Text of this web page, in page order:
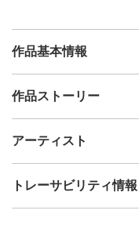
作品基本情報
出品者
制作年
その他
作品ストーリー
可愛いボケの花弁が映え
揉み紙技法を取り入れて
アーティスト
陸野真望
フォロ
トレーサビリティ情報